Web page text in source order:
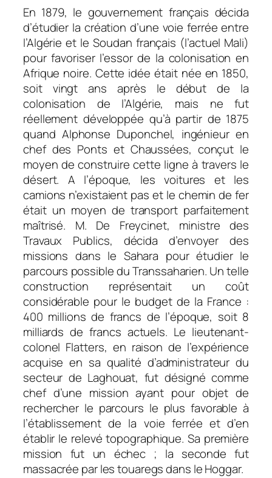
En 1879, le gouvernement français décida
d’étudier la création d’une voie ferrée entre
l’Algérie et le Soudan français (l’actuel Mali)
pour favoriser l’essor de la colonisation en
Afrique noire. Cette idée était née en 1850,
soit vingt ans après le début de la
colonisation de l’Algérie, mais ne fut
réellement développée qu’à partir de 1875
quand Alphonse Duponchel, ingénieur en
chef des Ponts et Chaussées, conçut le
moyen de construire cette ligne à travers le
désert. A l’époque, les voitures et les
camions n’existaient pas et le chemin de fer
était un moyen de transport parfaitement
maîtrisé. M. De Freycinet, ministre des
Travaux Publics, décida d’envoyer des
missions dans le Sahara pour étudier le
parcours possible du Transsaharien. Un telle
construction représentait un coût
considérable pour le budget de la France :
400 millions de francs de l’époque, soit 8
milliards de francs actuels. Le lieutenant-
colonel Flatters, en raison de l’expérience
acquise en sa qualité d’administrateur du
secteur de Laghouat, fut désigné comme
chef d’une mission ayant pour objet de
rechercher le parcours le plus favorable à
l’établissement de la voie ferrée et d’en
établir le relevé topographique. Sa première
mission fut un échec ; la seconde fut
massacrée par les touaregs dans le Hoggar.